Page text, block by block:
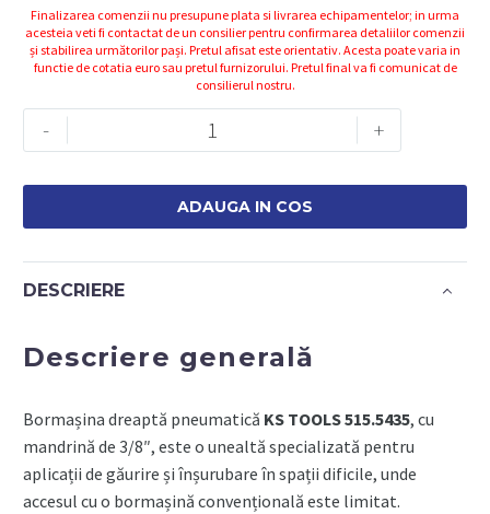
Finalizarea comenzii nu presupune plata si livrarea echipamentelor; in urma
acesteia veti fi contactat de un consilier pentru confirmarea detaliilor comenzii
și stabilirea următorilor pași. Pretul afisat este orientativ. Acesta poate varia in
functie de cotatia euro sau pretul furnizorului. Pretul final va fi comunicat de
consilierul nostru.
-
Cantitate
Bormasina
cu
aer
comprimat,
370W
+
ADAUGA IN COS
DESCRIERE
Descriere generală
Bormașina dreaptă pneumatică KS TOOLS 515.5435, cu
mandrină de 3/8″, este o unealtă specializată pentru
aplicații de găurire și înșurubare în spații dificile, unde
accesul cu o bormașină convențională este limitat.